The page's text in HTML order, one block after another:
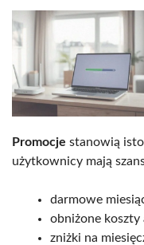
Promocje stanowią
użytkownicy mają
darmowe
obniżone koszty
zniżki na